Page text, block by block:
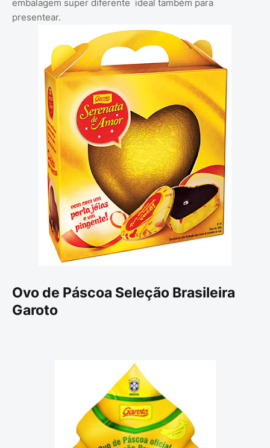
embalagem super diferente ideal também para
presentear.
Ovo de Páscoa Seleção Brasileira
Garoto